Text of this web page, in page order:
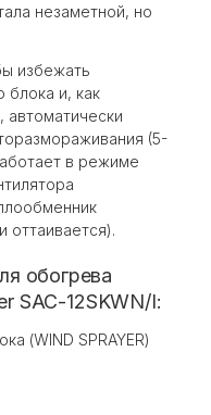
незаметной, но
избежать
блока и, как
автоматически
(5-
в режиме
оттаивается).
обогрева
SAC-12SKWN/I:
(WIND SPRAYER)